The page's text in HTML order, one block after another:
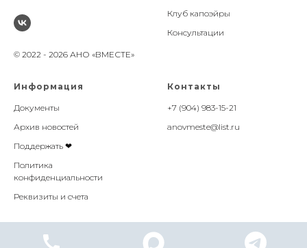
© 2022 - 2026 АНО «ВМЕСТЕ»
Клуб капоэйры
Консультации
Информация
Документы
Архив новостей
Поддержать ❤
Политика
конфиденциальности
Реквизиты и счета
Контакты
+7 (904) 983-15-21
anovmeste@list.ru